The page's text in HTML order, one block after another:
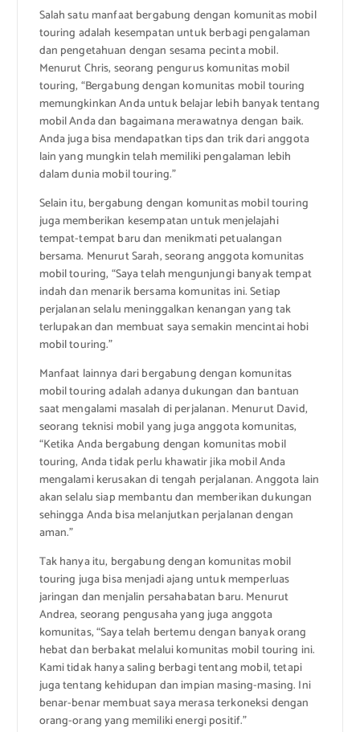
Salah satu manfaat bergabung dengan komunitas mobil
touring adalah kesempatan untuk berbagi pengalaman
dan pengetahuan dengan sesama pecinta mobil.
Menurut Chris, seorang pengurus komunitas mobil
touring, “Bergabung dengan komunitas mobil touring
memungkinkan Anda untuk belajar lebih banyak tentang
mobil Anda dan bagaimana merawatnya dengan baik.
Anda juga bisa mendapatkan tips dan trik dari anggota
lain yang mungkin telah memiliki pengalaman lebih
dalam dunia mobil touring.”
Selain itu, bergabung dengan komunitas mobil touring
juga memberikan kesempatan untuk menjelajahi
tempat-tempat baru dan menikmati petualangan
bersama. Menurut Sarah, seorang anggota komunitas
mobil touring, “Saya telah mengunjungi banyak tempat
indah dan menarik bersama komunitas ini. Setiap
perjalanan selalu meninggalkan kenangan yang tak
terlupakan dan membuat saya semakin mencintai hobi
mobil touring.”
Manfaat lainnya dari bergabung dengan komunitas
mobil touring adalah adanya dukungan dan bantuan
saat mengalami masalah di perjalanan. Menurut David,
seorang teknisi mobil yang juga anggota komunitas,
“Ketika Anda bergabung dengan komunitas mobil
touring, Anda tidak perlu khawatir jika mobil Anda
mengalami kerusakan di tengah perjalanan. Anggota lain
akan selalu siap membantu dan memberikan dukungan
sehingga Anda bisa melanjutkan perjalanan dengan
aman.”
Tak hanya itu, bergabung dengan komunitas mobil
touring juga bisa menjadi ajang untuk memperluas
jaringan dan menjalin persahabatan baru. Menurut
Andrea, seorang pengusaha yang juga anggota
komunitas, “Saya telah bertemu dengan banyak orang
hebat dan berbakat melalui komunitas mobil touring ini.
Kami tidak hanya saling berbagi tentang mobil, tetapi
juga tentang kehidupan dan impian masing-masing. Ini
benar-benar membuat saya merasa terkoneksi dengan
orang-orang yang memiliki energi positif.”